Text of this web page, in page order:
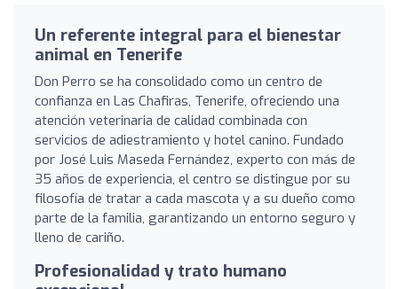
Un referente integral para el bienestar
animal en Tenerife
Don Perro se ha consolidado como un centro de
confianza en Las Chafiras, Tenerife, ofreciendo una
atención veterinaria de calidad combinada con
servicios de adiestramiento y hotel canino. Fundado
por José Luis Maseda Fernández, experto con más de
35 años de experiencia, el centro se distingue por su
filosofía de tratar a cada mascota y a su dueño como
parte de la familia, garantizando un entorno seguro y
lleno de cariño.
Profesionalidad y trato humano